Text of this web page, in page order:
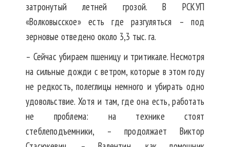
затронутый летней грозой. В РСКУП
«Волковысское» есть где разгуляться – под
зерновые отведено около 3,3 тыс. га.
– Сейчас убираем пшеницу и тритикале. Несмотря
на сильные дожди с ветром, которые в этом году
не редкость, полеглицы немного и убирать одно
удовольствие. Хотя и там, где она есть, работать
не проблема: на технике стоят
стеблеподъемники, – продолжает Виктор